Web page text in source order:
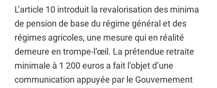
L’article 10 introduit la revalorisation des minima
de pension de base du régime général et des
régimes agricoles, une mesure qui en réalité
demeure en trompe-l’œil. La prétendue retraite
minimale à 1 200 euros a fait l’objet d’une
communication appuyée par le Gouvernement